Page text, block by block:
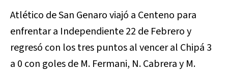
Atlético de San Genaro viajó a Centeno para
enfrentar a Independiente 22 de Febrero y
regresó con los tres puntos al vencer al Chipá 3
a 0 con goles de M. Fermani, N. Cabrera y M.